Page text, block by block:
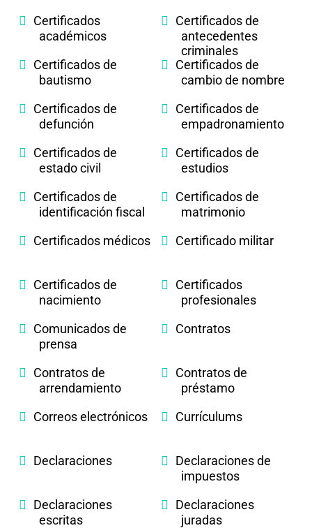
Certificados
académicos
Certificados de
antecedentes
criminales
Certificados de
bautismo
Certificados de
cambio de nombre
Certificados de
defunción
Certificados de
empadronamiento
Certificados de
estado civil
Certificados de
estudios
Certificados de
identificación fiscal
Certificados de
matrimonio
Certificados médicos
Certificado militar
Certificados de
nacimiento
Certificados
profesionales
Comunicados de
prensa
Contratos
Contratos de
arrendamiento
Contratos de
préstamo
Correos electrónicos
Currículums
Declaraciones
Declaraciones de
impuestos
Declaraciones
escritas
Declaraciones
juradas